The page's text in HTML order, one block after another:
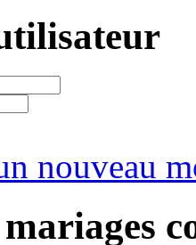
nouveau